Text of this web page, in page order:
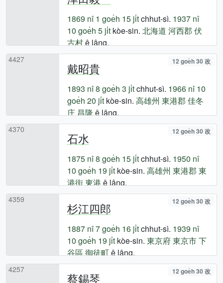
1869 nî 1 goe̍h 15 ji̍tchhut-sì. 1937 nî
10 goe̍h 5 ji̍tkòe-sin. 北海道 河西郡 伏
古村ê lâng.
4427
戴昭貴 12 goe̍h 30 改
1893 nî8 goe̍h 3 ji̍tchhut-sì. 1966 nî 10
goe̍h 20 ji̍tkòe-sin. 高雄州 東港郡 佳冬
庄昌隆ê lâng.
4370
石水 12 goe̍h 30 改
1875 nî8 goe̍h 15 ji̍tchhut-sì. 1950 nî
10 goe̍h 19 ji̍tkòe-sin. 高雄州 東港郡 東
港街東港ê lâng.
4359
杉江四郎 12 goe̍h 30 改
1887 nî7 goe̍h 16 ji̍tchhut-sì. 1939 nî
10 goe̍h 19 ji̍tkòe-sin. 東京府東京市下
谷區御徒町ê lâng.
4257
蔡錫琴 12 goe̍h 30 改